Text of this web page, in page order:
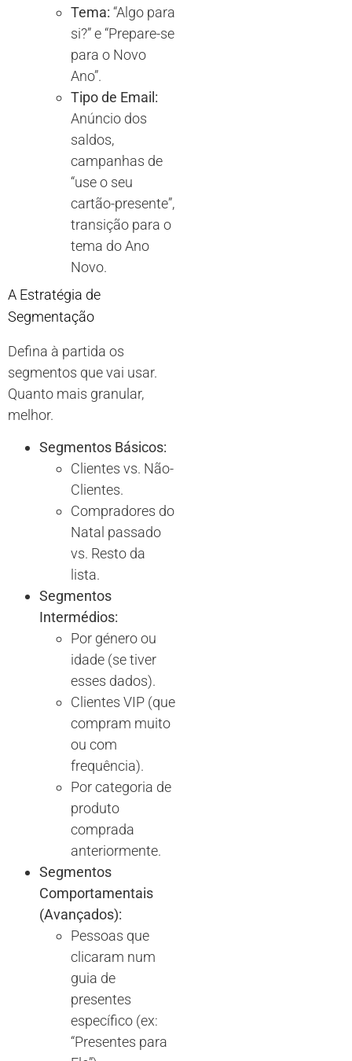
Tema: “Algo para
si?” e “Prepare-se
para o Novo
Ano”.
Tipo de Email:
Anúncio dos
saldos,
campanhas de
“use o seu
cartão-presente”,
transição para o
tema do Ano
Novo.
A Estratégia de
Segmentação
Defina à partida os
segmentos que vai usar.
Quanto mais granular,
melhor.
Segmentos Básicos:
Clientes vs. Não-
Clientes.
Compradores do
Natal passado
vs. Resto da
lista.
Segmentos
Intermédios:
Por género ou
idade (se tiver
esses dados).
Clientes VIP (que
compram muito
ou com
frequência).
Por categoria de
produto
comprada
anteriormente.
Segmentos
Comportamentais
(Avançados):
Pessoas que
clicaram num
guia de
presentes
específico (ex:
“Presentes para